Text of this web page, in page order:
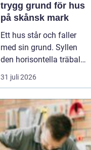
trygg grund för hus
på skånsk mark
Ett hus står och faller
med sin grund. Syllen
den horisontella träbalk
som bär upp väggarna
mot plattan eller
mest utsatta delarna i en
villa. I Malmö, med
fuktigt klimat, närhet till
havet och många hus
31 juli 2026